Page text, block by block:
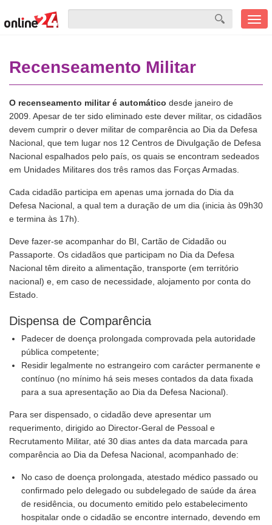
Recenseamento Militar
O recenseamento militar é automático desde janeiro de
2009. Apesar de ter sido eliminado este dever militar, os cidadãos
devem cumprir o dever militar de comparência ao Dia da Defesa
Nacional, que tem lugar nos 12 Centros de Divulgação de Defesa
Nacional espalhados pelo país, os quais se encontram sedeados
em Unidades Militares dos três ramos das Forças Armadas.
Cada cidadão participa em apenas uma jornada do Dia da
Defesa Nacional, a qual tem a duração de um dia (inicia às 09h30
e termina às 17h).
Deve fazer-se acompanhar do BI, Cartão de Cidadão ou
Passaporte. Os cidadãos que participam no Dia da Defesa
Nacional têm direito a alimentação, transporte (em território
nacional) e, em caso de necessidade, alojamento por conta do
Estado.
Dispensa de Comparência
Padecer de doença prolongada comprovada pela autoridade
pública competente;
Residir legalmente no estrangeiro com carácter permanente e
contínuo (no mínimo há seis meses contados da data fixada
para a sua apresentação ao Dia da Defesa Nacional).
Para ser dispensado, o cidadão deve apresentar um
requerimento, dirigido ao Director-Geral de Pessoal e
Recrutamento Militar, até 30 dias antes da data marcada para
comparência ao Dia da Defesa Nacional, acompanhado de:
No caso de doença prolongada, atestado médico passado ou
confirmado pelo delegado ou subdelegado de saúde da área
de residência, ou documento emitido pelo estabelecimento
hospitalar onde o cidadão se encontre internado, devendo em